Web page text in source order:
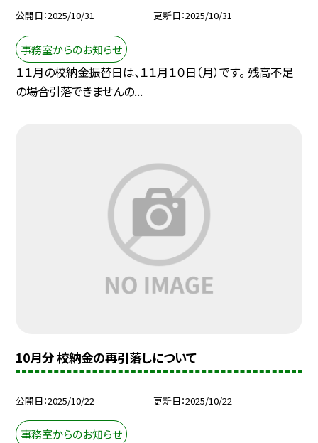
公開日 2025/10/31 更新日 2025/10/31
事務室からのお知らせ
１１月の校納金振替日は、１１月１０日（月）です。 残高不足
の場合引落できませんの...
10月分 校納金の再引落しについて
公開日 2025/10/22 更新日 2025/10/22
事務室からのお知らせ